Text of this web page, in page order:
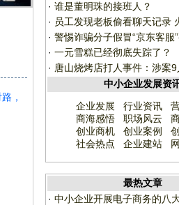
，
· 谁是董明珠的接班人？
· 员工发现老板偷看聊天记录
· 警惕诈骗分子假冒“京东客服
· 一元雪糕已经彻底失踪了？
· 唐山烧烤店打人事件：涉案9
中小企业发展资
企业发展
行业资讯
商海感悟
职场风云
创业商机
创业案例
社会热点
企业建站
最热文章
· 中小企业开展电子商务的八